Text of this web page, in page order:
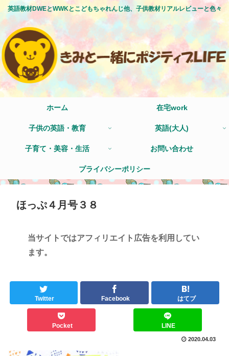
英語教材DWEとWWKとこどもちゃれんじ他、子供教材リアルレビューと色々
ホーム 在宅work
子供の英語・教育 英語(大人)
子育て・美容・生活 お問い合わせ
プライバシーポリシー
ほっぷ４月号３８
当サイトではアフィリエイト広告を利用してい
ます。
Twitter Facebook はてブ
Pocket LINE
2020.04.03